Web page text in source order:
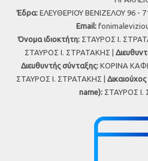
Έδρα: ΕΛΕΥΘΕΡΙΟΥ ΒΕΝΙΖΕΛΟΥ 96 -
Εmail:
Όνομα ιδιοκτήτη: ΣΤΑΥΡΟΣ Ι.
ΣΤΑΥΡΟΣ Ι. ΣΤΡΑΤΑΚΗΣ |
Διευθυντής σύνταξης:ΚΟΡΙΝΑ
ΣΤΑΥΡΟΣ Ι. ΣΤΡΑΤΑΚΗΣ |
name):ΣΤΑΥΡΟΣ Ι.